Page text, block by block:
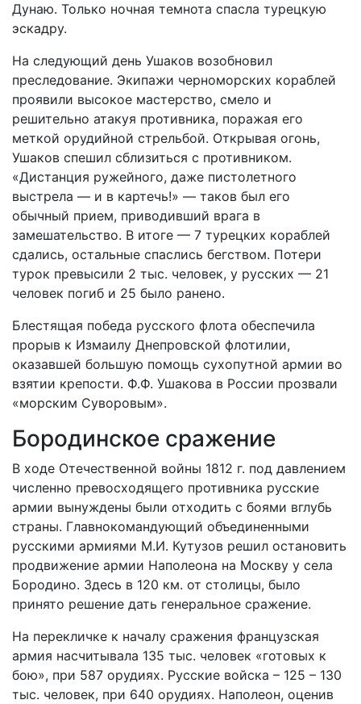
Дунаю. Только ночная темнота спасла турецкую
эскадру.
На следующий день Ушаков возобновил
преследование. Экипажи черноморских кораблей
проявили высокое мастерство, смело и
решительно атакуя противника, поражая его
меткой орудийной стрельбой. Открывая огонь,
Ушаков спешил сблизиться с противником.
«Дистанция ружейного, даже пистолетного
выстрела — и в картечь!» — таков был его
обычный прием, приводивший врага в
замешательство. В итоге — 7 турецких кораблей
сдались, остальные спаслись бегством. Потери
турок превысили 2 тыс. человек, у русских — 21
человек погиб и 25 было ранено.
Блестящая победа русского флота обеспечила
прорыв к Измаилу Днепровской флотилии,
оказавшей большую помощь сухопутной армии во
взятии крепости. Ф.Ф. Ушакова в России прозвали
«морским Суворовым».
Бородинское сражение
В ходе Отечественной войны 1812 г. под давлением
численно превосходящего противника русские
армии вынуждены были отходить с боями вглубь
страны. Главнокомандующий объединенными
русскими армиями М.И. Кутузов решил остановить
продвижение армии Наполеона на Москву у села
Бородино. Здесь в 120 км. от столицы, было
принято решение дать генеральное сражение.
На перекличке к началу сражения французская
армия насчитывала 135 тыс. человек «готовых к
бою», при 587 орудиях. Русские войска – 125 – 130
тыс. человек, при 640 орудиях. Наполеон, оценив